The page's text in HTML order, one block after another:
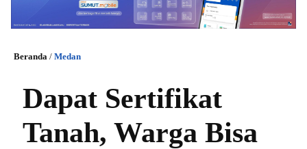
Beranda / Medan
Dapat Sertifikat
Tanah, Warga Bisa